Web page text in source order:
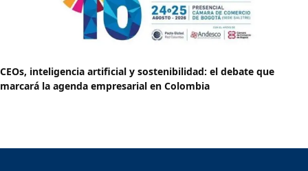
CEOs, inteligencia artificial y sostenibilidad: el debate que
marcará la agenda empresarial en Colombia